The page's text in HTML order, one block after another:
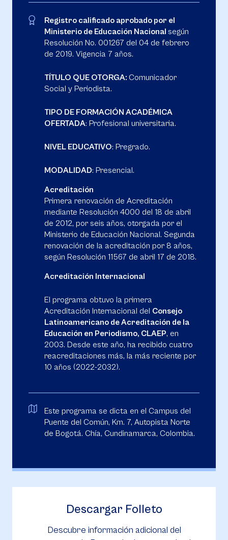
Registro calificado aprobado por el
Ministerio de Educación Nacional según
Resolución No. 001267 del 04 de febrero
de 2019. Vigencia 7 años.
TÍTULO QUE OTORGA: Comunicador
Social y Periodista.
TIPO DE FORMACIÓN ACADÉMICA
OFERTADA: Profesional universitaria.
NIVEL EDUCATIVO: Pregrado.
MODALIDAD: Presencial.
Acreditación
Primera renovación de Acreditación
mediante Resolución 4000 del 18 de abril
de 2012, por seis años, otorgada por el
Ministerio de Educación Nacional. Segunda
renovación de la acreditación por 8 años,
según Resolución 11567 de abril 17 de 2018.
Acreditación Internacional
El programa obtuvo la primera
Acreditación Internacional del Consejo
Latinoamericano de Acreditación de la
Educación en Periodismo, CLAEP, en
2003. Desde este año, ha recibido cuatro
reacreditaciones más, la más reciente por
10 años (2022-2032).
Este programa se dicta en el Campus del
Puente del Común, Km. 7, Autopista Norte
de Bogotá. Chía, Cundinamarca, Colombia.
Descargar Folleto
Descubre información adicional del